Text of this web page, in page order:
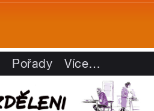
Pořady Více…